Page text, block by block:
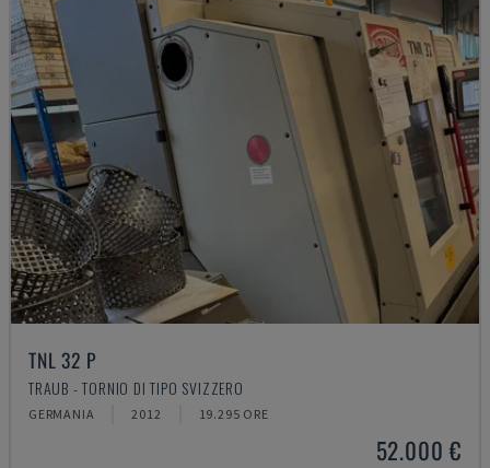
TNL 32 P
TRAUB - TORNIO DI TIPO SVIZZERO
GERMANIA 2012 19.295 ORE
52.000 €